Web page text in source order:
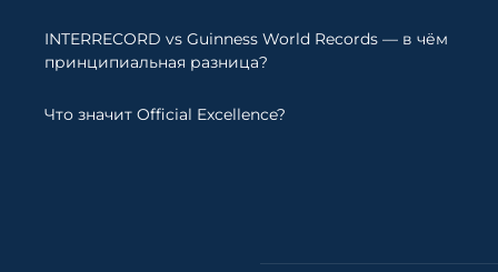
INTERRECORD vs Guinness World Records — в чём
принципиальная разница?
Что значит Official Excellence?